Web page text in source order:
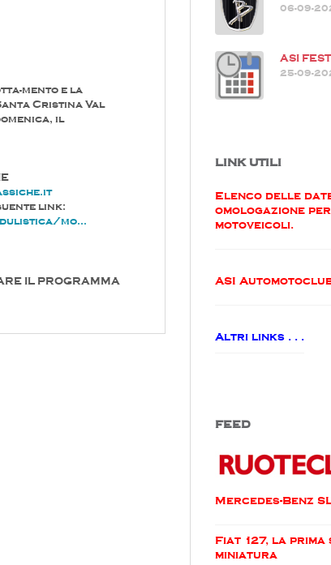
mento e la
Cristina Val
il
link:
mo...
IL PROGRAMMA
06-09-
ASI
25-09-
LINK UTILI
Elenco delle
omologazione
motoveicoli.
ASI
Altri links . . .
FEED
Mercedes-Benz
Fiat 127, la
miniatura